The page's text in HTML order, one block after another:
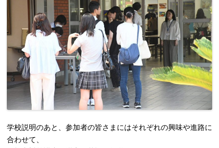
学校説明のあと、参加者の皆さまにはそれぞれの興味や進路に
合わせて、